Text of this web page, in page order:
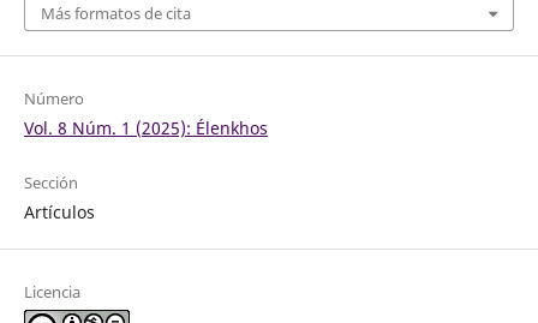
Más formatos de cita
Número
Vol. 8 Núm. 1 (2025): Élenkhos
Sección
Artículos
Licencia